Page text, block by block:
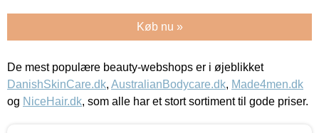
Køb nu »
De mest populære beauty-webshops er i øjeblikket
DanishSkinCare.dk, AustralianBodycare.dk, Made4men.dk
og NiceHair.dk, som alle har et stort sortiment til gode priser.